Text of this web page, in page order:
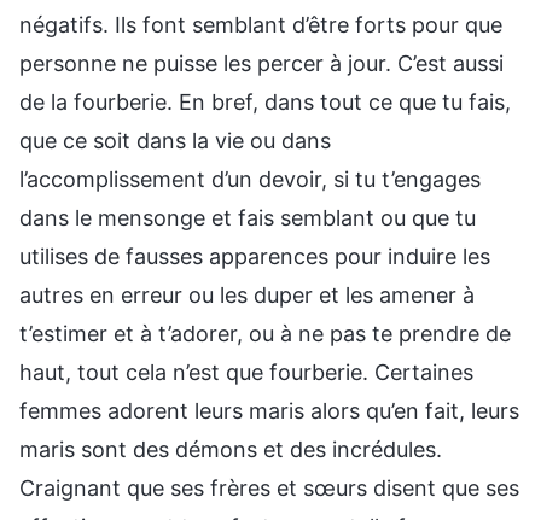
négatifs. Ils font semblant d’être forts pour que
personne ne puisse les percer à jour. C’est aussi
de la fourberie. En bref, dans tout ce que tu fais,
que ce soit dans la vie ou dans
l’accomplissement d’un devoir, si tu t’engages
dans le mensonge et fais semblant ou que tu
utilises de fausses apparences pour induire les
autres en erreur ou les duper et les amener à
t’estimer et à t’adorer, ou à ne pas te prendre de
haut, tout cela n’est que fourberie. Certaines
femmes adorent leurs maris alors qu’en fait, leurs
maris sont des démons et des incrédules.
Craignant que ses frères et sœurs disent que ses